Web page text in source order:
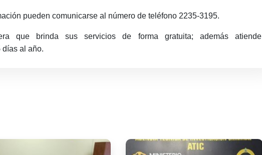
pueden comunicarse al número de teléfono 2235-3195.
que brinda sus servicios de forma gratuita; además atiende
días al año.